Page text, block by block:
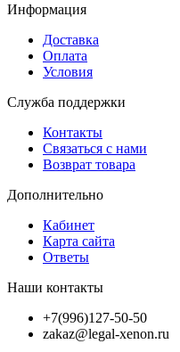
Информация
Доставка
Оплата
Условия
Служба поддержки
Контакты
Связаться с нами
Возврат товара
Дополнительно
Кабинет
Карта сайта
Ответы
Наши контакты
+7(996)127-50-50
zakaz@legal-xenon.ru